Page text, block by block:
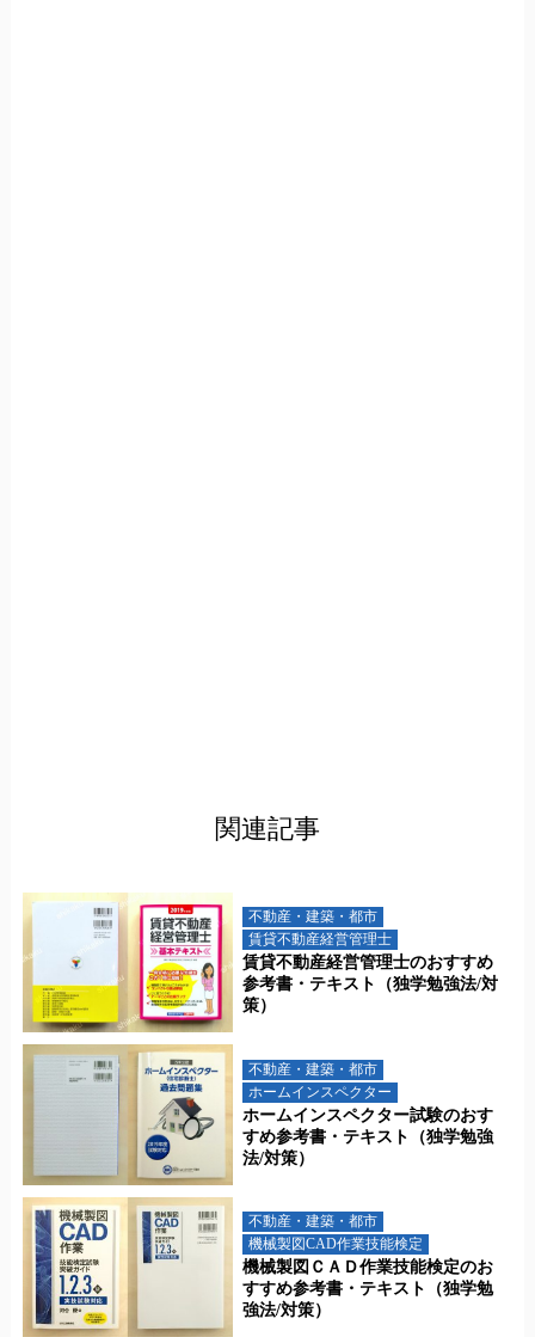
関連記事
不動産・建築・都市
賃貸不動産経営管理士
賃貸不動産経営管理士のおすすめ
参考書・テキスト（独学勉強法/対
策）
不動産・建築・都市
ホームインスペクター
ホームインスペクター試験のおす
すめ参考書・テキスト（独学勉強
法/対策）
不動産・建築・都市
機械製図CAD作業技能検定
機械製図ＣＡＤ作業技能検定のお
すすめ参考書・テキスト（独学勉
強法/対策）